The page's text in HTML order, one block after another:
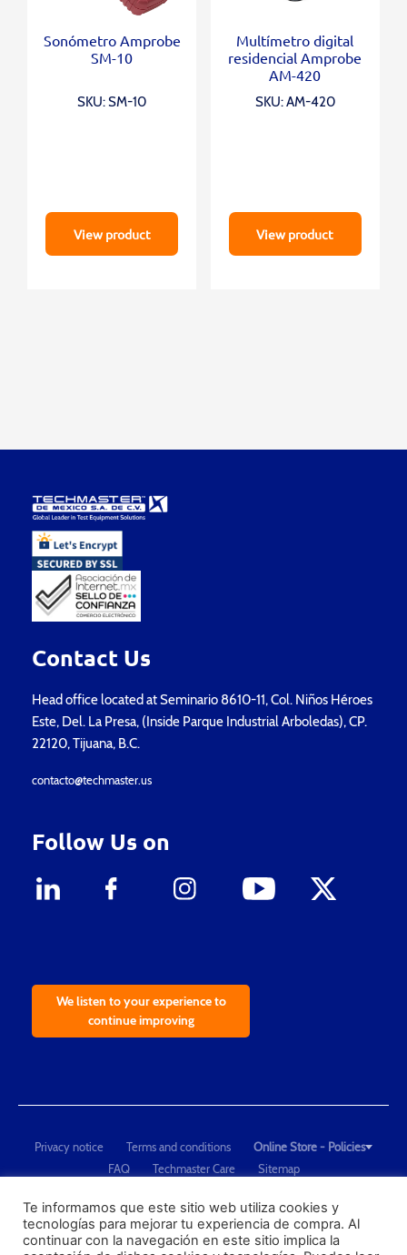
Sonómetro Amprobe
SM-10
SKU: SM-10
View product
Multímetro digital
residencial Amprobe
AM-420
SKU: AM-420
View product
Contact Us
Head office located at Seminario 8610-11, Col. Niños Héroes
Este, Del. La Presa, (Inside Parque Industrial Arboledas), CP.
22120, Tijuana, B.C.
contacto@techmaster.us
Follow Us on
We listen to your experience to
continue improving
Privacy notice Terms and conditions
Online Store - Policies
FAQ
Techmaster Care
Sitemap
"Techmaster de México is The Global Leader in Test Equipment Solutions -
Calibration, Dimensional Measurement and Testing"
Te informamos que este sitio web utiliza cookies y
tecnologías para mejorar tu experiencia de compra. Al
continuar con la navegación en este sitio implica la